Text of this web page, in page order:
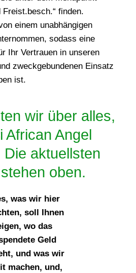
finden.
einem unabhängigen
sodass eine
Ihr Vertrauen in unseren
zweckgebundenen Einsatz
ist.
wir über alles,
African Angel
Die aktuellsten
oben.
was wir hier
soll Ihnen
wo das
Geld
und was wir
machen, und,